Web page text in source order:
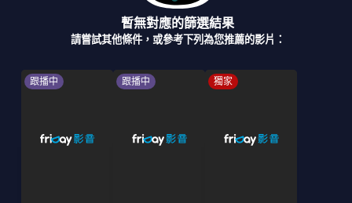
暫無對應的篩選結果
請嘗試其他條件，或參考下列為您推薦的影片：
跟播中 跟播中 獨家